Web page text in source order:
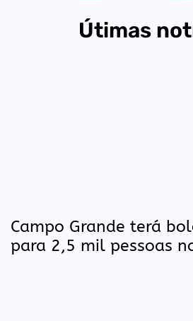
Útimas
Campo Grande terá
para 2,5 mil pessoas